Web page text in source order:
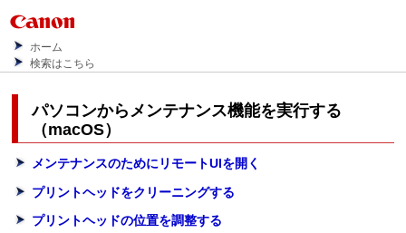
ホーム
検索はこちら
パソコンからメンテナンス機能を実行する
（macOS）
メンテナンスのためにリモートUIを開く
プリントヘッドをクリーニングする
プリントヘッドの位置を調整する